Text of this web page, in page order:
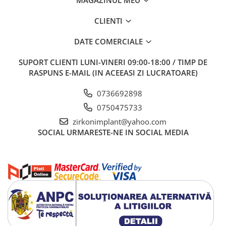
CLIENTI
DATE COMERCIALE
SUPORT CLIENTI LUNI-VINERI 09:00-18:00 / TIMP DE
RASPUNS E-MAIL (IN ACEEASI ZI LUCRATOARE)
0736692898
0750475733
zirkonimplant@yahoo.com
SOCIAL URMARESTE-NE IN SOCIAL MEDIA